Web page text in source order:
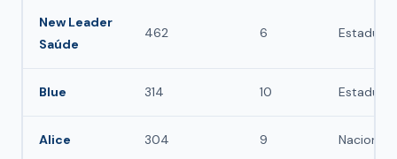
New Leader
Saúde
462 6 Estadual/
Blue 314 10 Estadual
Alice 304 9 Nacional